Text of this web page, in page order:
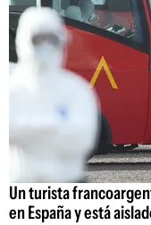
Un turista
en España y está